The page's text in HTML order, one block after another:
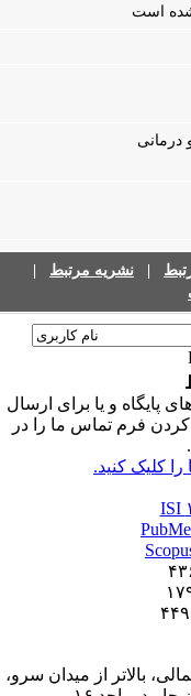
است
| نشریه مرتبط|
و یا برای ارسال
فرم تماس ما را در
کلیک کنید.
بالاتر از میدان سرو،